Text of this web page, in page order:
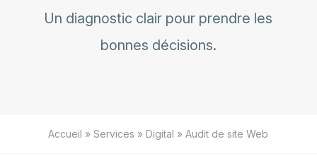
Un diagnostic clair pour prendre les
bonnes décisions.
Accueil »Services »Digital »Audit de site Web